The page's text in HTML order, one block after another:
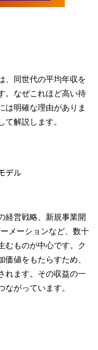
どうか
転職成功事例
、同世代の平均年収を
。なぜこれほど高い待
は明確な理由がありま
解説します。
デル
経営戦略、新規事業開
メーションなど、数十
むものが中心です。ク
値をもたらすため、
れます。その収益の一
がっています。